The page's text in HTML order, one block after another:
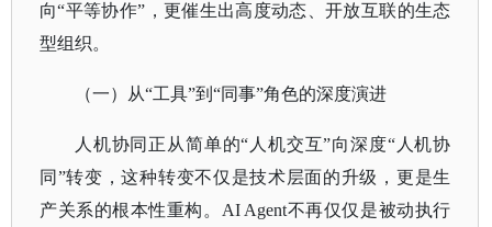
向“平等协作”，更催生出高度动态、开放互联的生态
型组织。
（一）从“工具”到“同事”角色的深度演进
人机协同正从简单的“人机交互”向深度“人机协
同”转变，这种转变不仅是技术层面的升级，更是生
产关系的根本性重构。AI Agent不再仅仅是被动执行